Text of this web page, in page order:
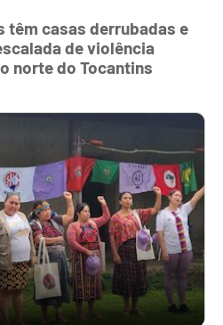
têm casas derrubadas e
de violência
norte do Tocantins